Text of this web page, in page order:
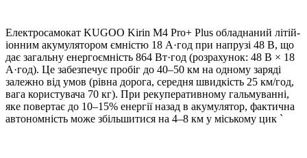
Електросамокат KUGOO Kirin M4 Pro+ Plus обладнаний літій-
іонним акумулятором ємністю 18 А·год при напрузі 48 В, що
дає загальну енергоємність 864 Вт·год (розрахунок: 48 В × 18
А·год). Це забезпечує пробіг до 40–50 км на одному заряді
залежно від умов (рівна дорога, середня швидкість 25 км/год,
вага користувача 70 кг). При рекуперативному гальмуванні,
яке повертає до 10–15% енергії назад в акумулятор, фактична
автономність може збільшитися на 4–8 км у міському цик `